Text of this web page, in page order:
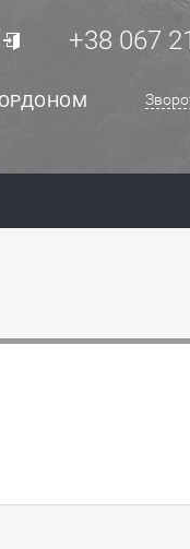
+38 067